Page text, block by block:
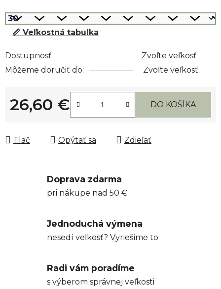
📏 Veľkostná tabuľka
Dostupnosť
Zvoľte veľkosť
Môžeme doručiť do:
Zvoľte veľkosť
26,60 €
Jednotková cena:
DO KOŠÍKA
Tlač Opýtať sa Zdieľať
Doprava zdarma
pri nákupe nad 50 €
Jednoduchá výmena
nesedí veľkosť? Vyriešime to
Radi vám poradíme
s výberom správnej veľkosti